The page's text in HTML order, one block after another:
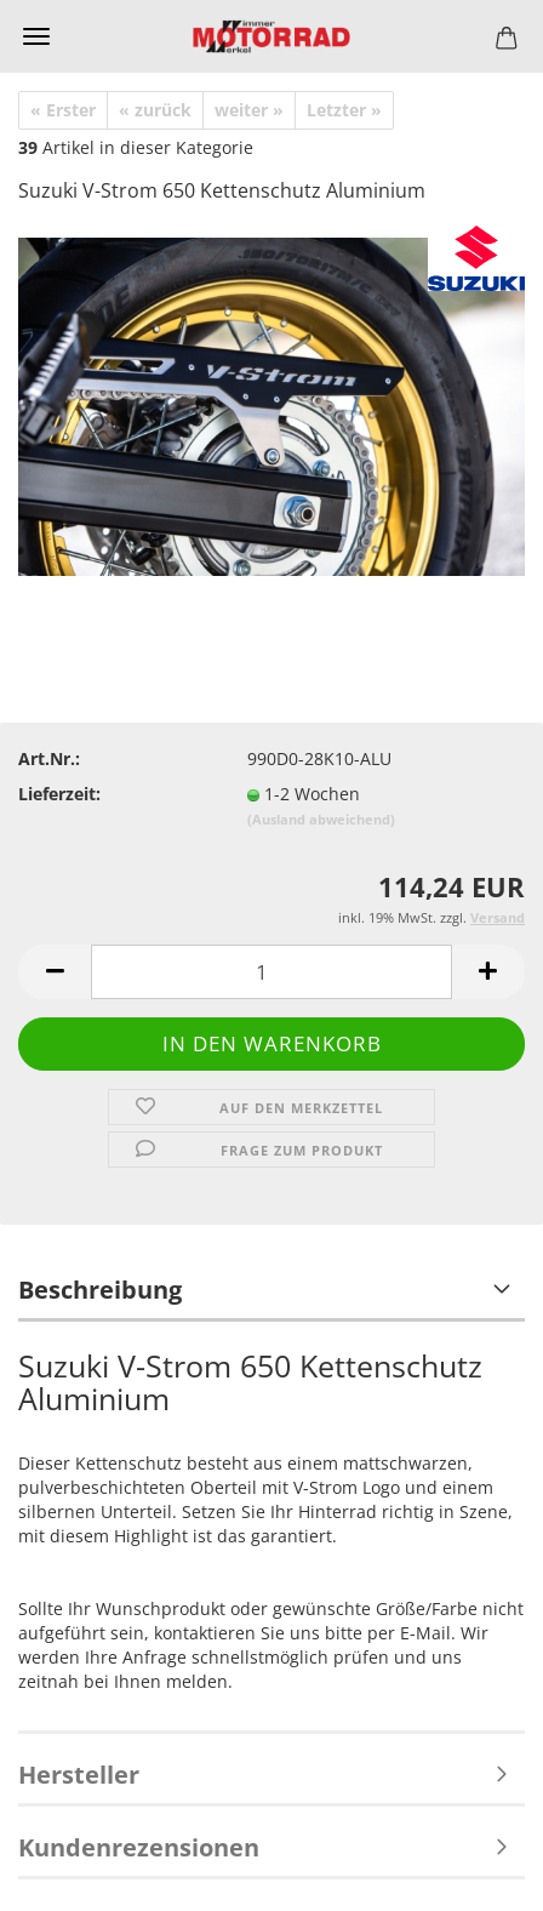
« Erster « zurück weiter »
Letzter »
39 Artikel in dieser Kategorie
Suzuki V-Strom 650 Kettenschutz Aluminium
Art.Nr.:
990D0-28K10-ALU
Lieferzeit:
1-2 Wochen
(Ausland abweichend)
114,24 EUR
inkl. 19% MwSt. zzgl. Versand
AUF DEN MERKZETTEL
FRAGE ZUM PRODUKT
Beschreibung
Suzuki V-Strom 650 Kettenschutz
Aluminium
Dieser Kettenschutz besteht aus einem mattschwarzen,
pulverbeschichteten Oberteil mit V-Strom Logo und einem
silbernen Unterteil. Setzen Sie Ihr Hinterrad richtig in Szene,
mit diesem Highlight ist das garantiert.
Sollte Ihr Wunschprodukt oder gewünschte Größe/Farbe nicht
aufgeführt sein, kontaktieren Sie uns bitte per E-Mail. Wir
werden Ihre Anfrage schnellstmöglich prüfen und uns
zeitnah bei Ihnen melden.
Hersteller
Kundenrezensionen